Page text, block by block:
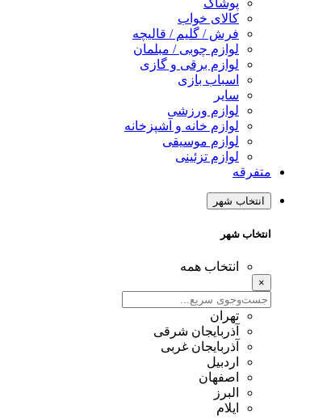
پوشاک
کالای خواب
فرش / گلیم / قالیچه
لوازم چوبی / مبلمان
لوازم برقی و گازی
اسباب بازی
سایر
لوازم ورزشی
لوازم خانه و آشپزخانه
لوازم موسیقی
لوازم تزئینی
متفرقه
انتخاب شهر
انتخاب شهر
انتخاب همه
×
تهران
آذربایجان شرقی
آذربایجان غربی
اردبیل
اصفهان
البرز
ایلام